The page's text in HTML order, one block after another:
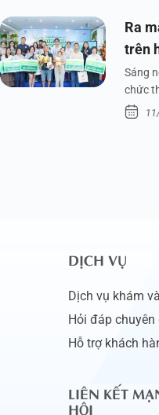
Ra
trên
Sáng
chức
DỊCH VỤ
Dịch vụ khám
Hỏi đáp chuyên
Hỗ trợ khách
LIÊN KẾT
HỘI